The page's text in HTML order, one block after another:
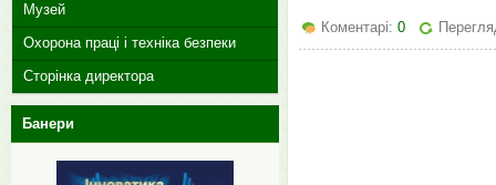
Коментарі: 0
Музей
Охорона праці і техніка безпеки
Сторінка директора
Банери